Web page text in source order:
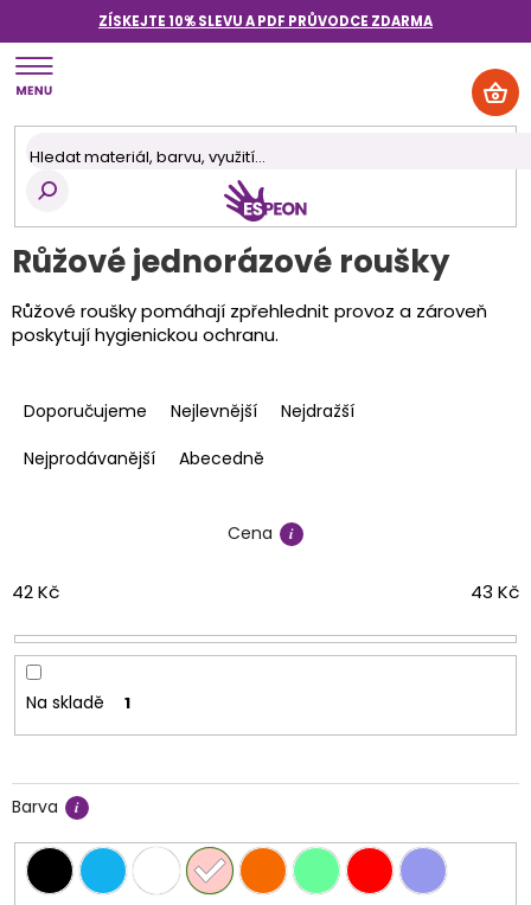
obsah
ZÍSKEJTE 10% SLEVU A PDF PRŮVODCE ZDARMA
Růžové jednorázové roušky
Růžové roušky pomáhají zpřehlednit provoz a zároveň
poskytují hygienickou ochranu.
a
e
o
u
Doporučujeme Nejlevnější
Nejdražší
Nejprodávanější
Abecedně
Cena
42Kč 43 Kč
Na skladě 1
Barva